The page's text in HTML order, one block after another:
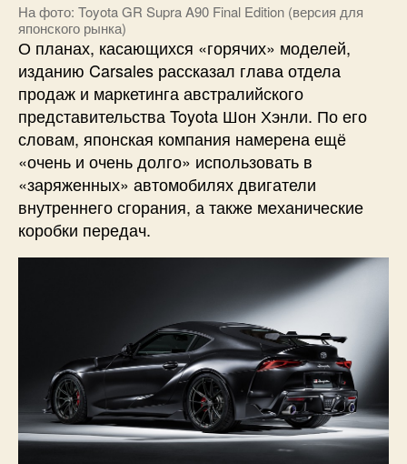
На фото: Toyota GR Supra A90 Final Edition (версия для
японского рынка)
О планах, касающихся «горячих» моделей,
изданию Carsales рассказал глава отдела
продаж и маркетинга австралийского
представительства Toyota Шон Хэнли. По его
словам, японская компания намерена ещё
«очень и очень долго» использовать в
«заряженных» автомобилях двигатели
внутреннего сгорания, а также механические
коробки передач.